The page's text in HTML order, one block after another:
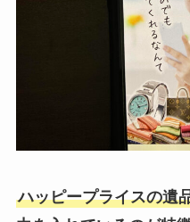
ハッピープライスの遺